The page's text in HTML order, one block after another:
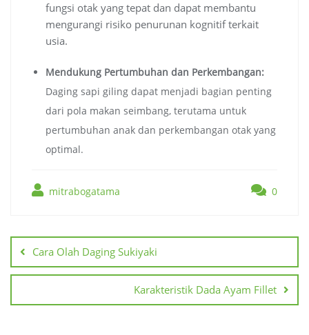
fungsi otak yang tepat dan dapat membantu
mengurangi risiko penurunan kognitif terkait
usia.
Mendukung Pertumbuhan dan Perkembangan:
Daging sapi giling dapat menjadi bagian penting
dari pola makan seimbang, terutama untuk
pertumbuhan anak dan perkembangan otak yang
optimal.
mitrabogatama 0
posCara Olah Daging Sukiyaki
Karakteristik Dada Ayam Fillet